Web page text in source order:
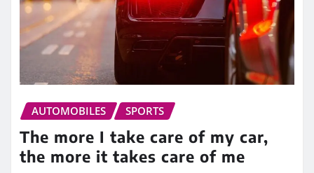
AUTOMOBILES SPORTS
The more I take care of my car,
the more it takes care of me